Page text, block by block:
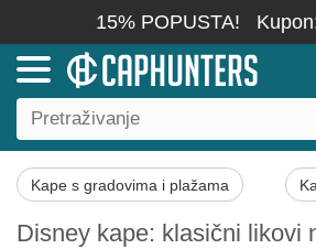
15% POPUSTA!
Kape s gradovima i plažama
Disney kape: klasični likovi